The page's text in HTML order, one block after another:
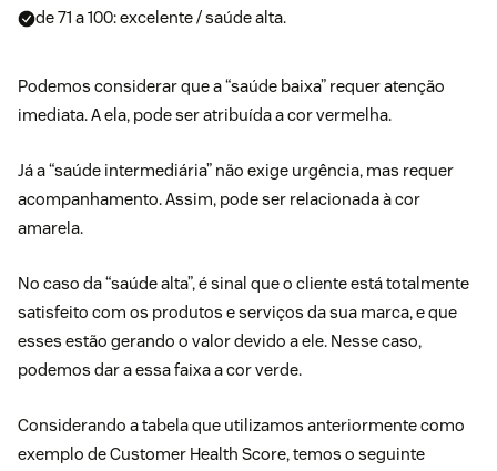
de 71 a 100: excelente / saúde alta.
Podemos considerar que a “saúde baixa” requer atenção
imediata. A ela, pode ser atribuída a cor vermelha.
Já a “saúde intermediária” não exige urgência, mas requer
acompanhamento. Assim, pode ser relacionada à cor
amarela.
No caso da “saúde alta”, é sinal que o cliente está totalmente
satisfeito com os produtos e serviços da sua marca, e que
esses estão gerando o valor devido a ele. Nesse caso,
podemos dar a essa faixa a cor verde.
Considerando a tabela que utilizamos anteriormente como
exemplo de Customer Health Score, temos o seguinte